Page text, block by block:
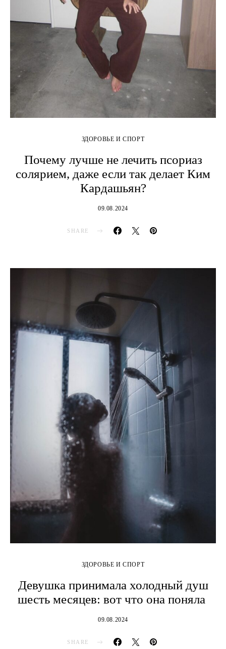
ЗДОРОВЬЕ И СПОРТ
Почему лучше не лечить псориаз
солярием, даже если так делает Ким
Кардашьян?
09.08.2024
SHARE
ЗДОРОВЬЕ И СПОРТ
Девушка принимала холодный душ
шесть месяцев: вот что она поняла
09.08.2024
SHARE